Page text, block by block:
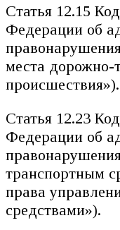
Статья 12.15
Федерации об
места дорожно-
происшествия»).
Статья 12.23
Федерации об
транспортным
права
средствами»).